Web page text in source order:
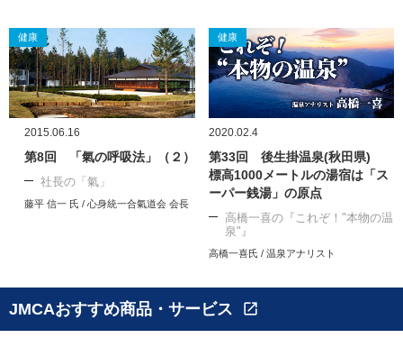
健康
2015.06.16
第8回 「氣の呼吸法」（２）
社長の「氣」
藤平 信一 氏 / 心身統一合氣道会 会長
健康
2020.02.4
第33回 後生掛温泉(秋田県)
標高1000メートルの湯宿は「ス
ーパー銭湯」の原点
高橋一喜の『これぞ！"本物の温
泉"』
高橋一喜氏 / 温泉アナリスト
JMCAおすすめ商品・サービス open_in_new